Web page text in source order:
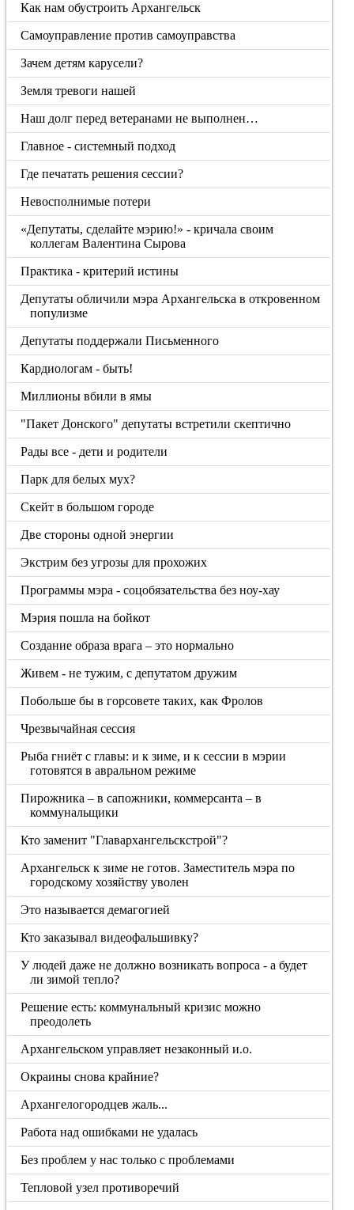
Как нам обустроить Архангельск
Самоуправление против самоуправства
Зачем детям карусели?
Земля тревоги нашей
Наш долг перед ветеранами не выполнен…
Главное - системный подход
Где печатать решения сессии?
Невосполнимые потери
«Депутаты, сделайте мэрию!» - кричала своим
коллегам Валентина Сырова
Практика - критерий истины
Депутаты обличили мэра Архангельска в откровенном
популизме
Депутаты поддержали Письменного
Кардиологам - быть!
Миллионы вбили в ямы
"Пакет Донского" депутаты встретили скептично
Рады все - дети и родители
Парк для белых мух?
Скейт в большом городе
Две стороны одной энергии
Экстрим без угрозы для прохожих
Программы мэра - соцобязательства без ноу-хау
Мэрия пошла на бойкот
Создание образа врага – это нормально
Живем - не тужим, с депутатом дружим
Побольше бы в горсовете таких, как Фролов
Чрезвычайная сессия
Рыба гниёт с главы: и к зиме, и к сессии в мэрии
готовятся в авральном режиме
Пирожника – в сапожники, коммерсанта – в
коммунальщики
Кто заменит "Главархангельскстрой"?
Архангельск к зиме не готов. Заместитель мэра по
городскому хозяйству уволен
Это называется демагогией
Кто заказывал видеофальшивку?
У людей даже не должно возникать вопроса - а будет
ли зимой тепло?
Решение есть: коммунальный кризис можно
преодолеть
Архангельском управляет незаконный и.о.
Окраины снова крайние?
Архангелогородцев жаль...
Работа над ошибками не удалась
Без проблем у нас только с проблемами
Тепловой узел противоречий